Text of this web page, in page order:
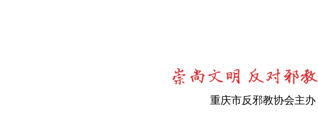
重庆市反邪教协会主办